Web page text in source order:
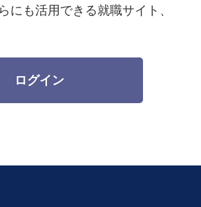
にも活用できる就職サイト、
ログイン